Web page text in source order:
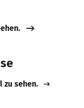
zu sehen.